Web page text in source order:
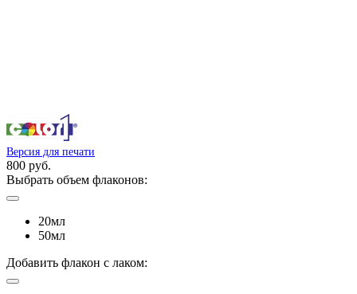
Версия для печати
800 руб.
Выбрать объем флаконов:
20мл
50мл
Добавить флакон с лаком: